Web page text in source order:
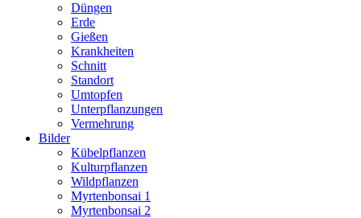
Düngen
Erde
Gießen
Krankheiten
Schnitt
Standort
Umtopfen
Unterpflanzungen
Vermehrung
Bilder
Kübelpflanzen
Kulturpflanzen
Wildpflanzen
Myrtenbonsai 1
Myrtenbonsai 2